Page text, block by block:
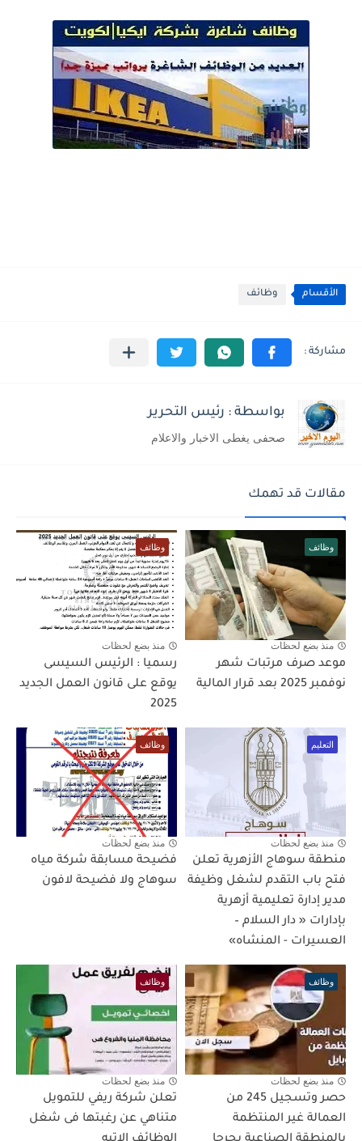
الأقسام وظائف
بواسطة : رئيس التحرير
صحفى يغطى الاخبار والاعلام
مقالات قد تهمك
وظائف
منذ بضع لحظات
موعد صرف مرتبات شهر
نوفمبر 2025 بعد قرار المالية
وظائف
منذ بضع لحظات
رسميا : الرئيس السيسى
يوقع على قانون العمل الجديد
2025
التعليم
منذ بضع لحظات
منطقة سوهاج الأزهرية تعلن
فتح باب التقدم لشغل وظيفة
مدير إدارة تعليمية أزهرية
بإدارات « دار السلام –
العسيرات - المنشاه»
وظائف
منذ بضع لحظات
فضيحة مسابقة شركة مياه
سوهاج ولا فضيحة لافون
وظائف
منذ بضع لحظات
حصر وتسجيل 245 من
العمالة غير المنتظمة
وظائف
منذ بضع لحظات
تعلن شركة ريفي للتمويل
متناهي عن رغبتها فى شغل